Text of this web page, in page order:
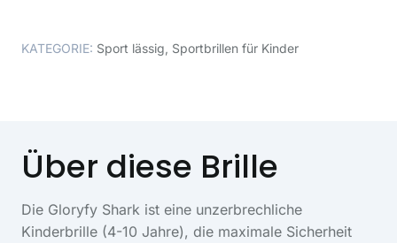
KATEGORIE: Sport lässig, Sportbrillen für Kinder
Über diese Brille
Die Gloryfy Shark ist eine unzerbrechliche
Kinderbrille (4-10 Jahre), die maximale Sicherheit